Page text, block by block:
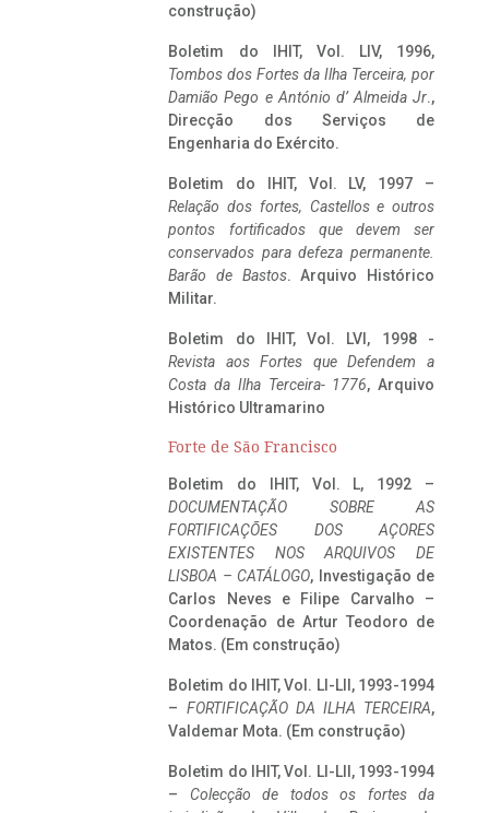
construção)
Boletim do IHIT, Vol. LIV, 1996,
Tombos dos Fortes da Ilha Terceira, por
Damião Pego e António d’ Almeida Jr.,
Direcção dos Serviços de
Engenharia do Exército.
Boletim do IHIT, Vol. LV, 1997 –
Relação dos fortes, Castellos e outros
pontos fortificados que devem ser
conservados para defeza permanente.
Barão de Bastos. Arquivo Histórico
Militar.
Boletim do IHIT, Vol. LVI, 1998 -
Revista aos Fortes que Defendem a
Costa da Ilha Terceira- 1776, Arquivo
Histórico Ultramarino
Forte de São Francisco
Boletim do IHIT, Vol. L, 1992 –
DOCUMENTAÇÃO SOBRE AS
FORTIFICAÇÕES DOS AÇORES
EXISTENTES NOS ARQUIVOS DE
LISBOA – CATÁLOGO, Investigação de
Carlos Neves e Filipe Carvalho –
Coordenação de Artur Teodoro de
Matos. (Em construção)
Boletim do IHIT, Vol. LI-LII, 1993-1994
– FORTIFICAÇÃO DA ILHA TERCEIRA,
Valdemar Mota. (Em construção)
Boletim do IHIT, Vol. LI-LII, 1993-1994
– Colecção de todos os fortes da